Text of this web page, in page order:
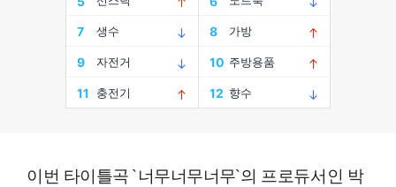
이번 타이틀곡 `너무너무너무`의 프로듀서인 박